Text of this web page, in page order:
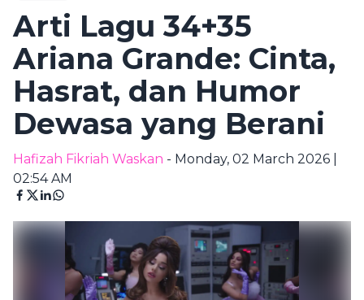
Arti Lagu 34+35
Ariana Grande: Cinta,
Hasrat, dan Humor
Dewasa yang Berani
Hafizah Fikriah Waskan - Monday, 02 March 2026 |
02:54 AM